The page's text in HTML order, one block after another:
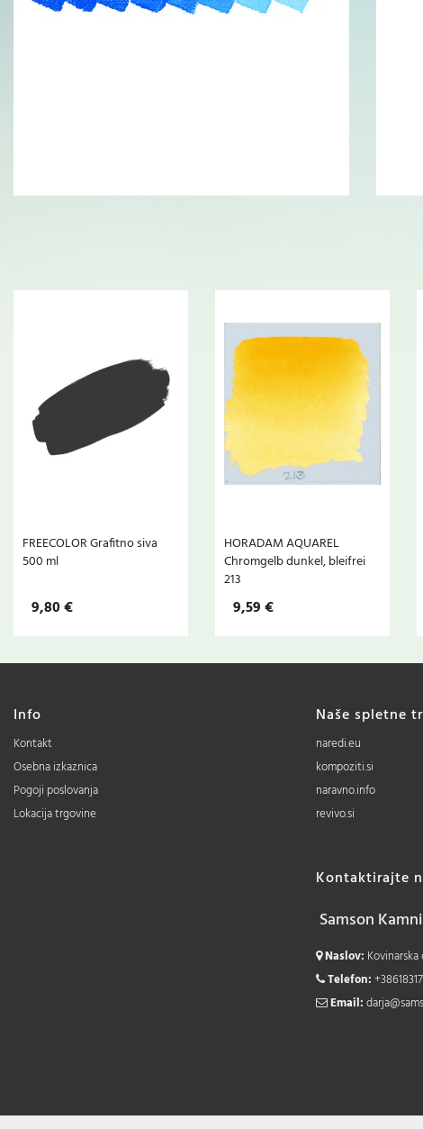
FREECOLOR Grafitno siva
500 ml
9,80 €
HORADAM AQUAREL
Chromgelb dunkel, bleifrei
213
9,59 €
Info
Kontakt
Osebna izkaznica
Pogoji poslovanja
Lokacija trgovine
Naše spletne
naredi.eu
kompoziti.si
naravno.info
revivo.si
Kontaktirajte
Samson
Naslov: Kovinarska
Telefon:
Email: